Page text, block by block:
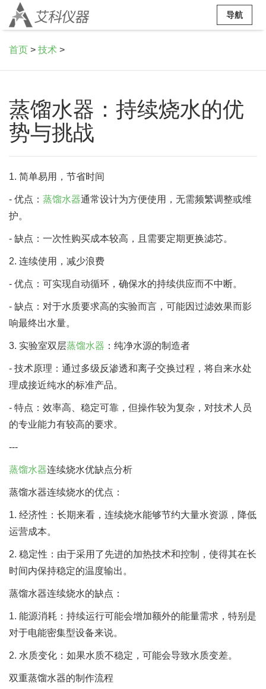
导航
首页 > 技术 >
蒸馏水器：持续烧水的优
势与挑战
1. 简单易用，节省时间
- 优点： 蒸馏水器通常设计为方便使用，无需频繁调整或维
护。
- 缺点：一次性购买成本较高，且需要定期更换滤芯。
2. 连续使用，减少浪费
- 优点：可实现自动循环，确保水的持续供应而不中断。
- 缺点：对于水质要求高的实验而言，可能因过滤效果而影
响最终出水量。
3. 实验室双层蒸馏水器 ：纯净水源的制造者
- 技术原理：通过多级反渗透和离子交换过程，将自来水处
理成接近纯水的标准产品。
- 特点：效率高、稳定可靠，但操作较为复杂，对技术人员
的专业能力有较高的要求。
---
蒸馏水器连续烧水优缺点分析
蒸馏水器连续烧水的优点：
1. 经济性：长期来看，连续烧水能够节约大量水资源，降低
运营成本。
2. 稳定性：由于采用了先进的加热技术和控制，使得其在长
时间内保持稳定的温度输出。
蒸馏水器连续烧水的缺点：
1. 能源消耗：持续运行可能会增加额外的能量需求，特别是
对于电能密集型设备来说。
2. 水质变化：如果水质不稳定，可能会导致水质变差。
双重蒸馏水器的制作流程